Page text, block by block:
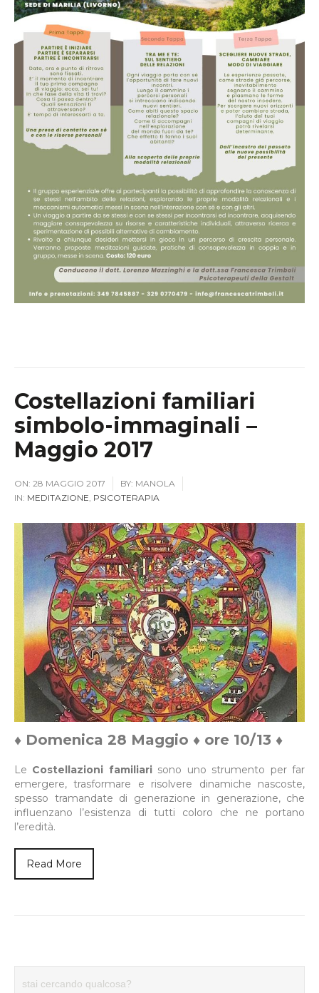
Costellazioni familiari
simbolo-immaginali –
Maggio 2017
ON: 28 MAGGIO 2017 BY: MANOLA
IN: MEDITAZIONE PSICOTERAPIA
♦ Domenica 28 Maggio ♦ ore 10/13 ♦
Le Costellazioni familiarisono uno strumento per far
emergere, trasformare e risolvere dinamiche nascoste,
spesso tramandate di generazione in generazione, che
influenzano l’esistenza di tutti coloro che ne portano
l’eredità.
Read More